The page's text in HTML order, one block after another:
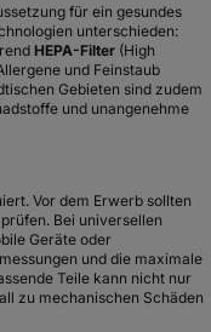
für ein gesundes
unterschieden:
HEPA-Filter (High
und Feinstaub
Gebieten sind zudem
und unangenehme
Vor dem Erwerb sollten
Bei universellen
Geräte oder
und die maximale
Teile kann nicht nur
zu mechanischen Schäden